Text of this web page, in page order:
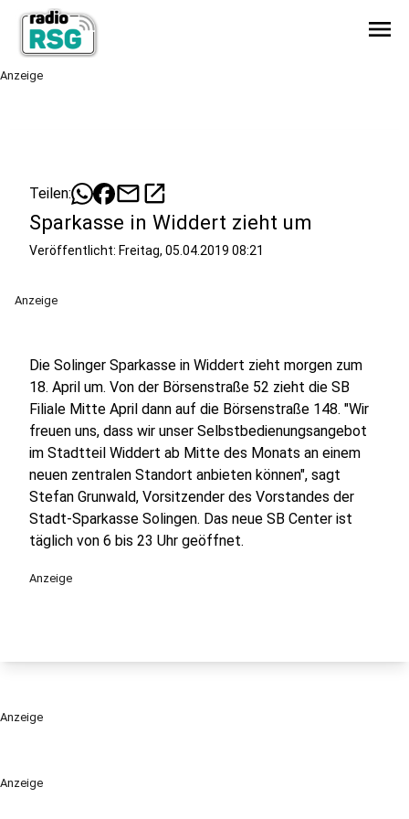
menu
Anzeige
Anzeige
Teilen: mailopen_in_new
Sparkasse in Widdert zieht um
Veröffentlicht: Freitag, 05.04.2019 08:21
Anzeige
Die Solinger Sparkasse in Widdert zieht morgen zum
18. April um. Von der Börsenstraße 52 zieht die SB
Filiale Mitte April dann auf die Börsenstraße 148. "Wir
freuen uns, dass wir unser Selbstbedienungsangebot
im Stadtteil Widdert ab Mitte des Monats an einem
neuen zentralen Standort anbieten können", sagt
Stefan Grunwald, Vorsitzender des Vorstandes der
Stadt-Sparkasse Solingen. Das neue SB Center ist
täglich von 6 bis 23 Uhr geöffnet.
Anzeige
Anzeige